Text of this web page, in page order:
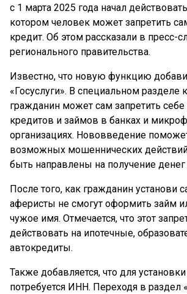
с 1 марта 2025 года начал
котором человек может запретить
кредит. Об этом рассказали в пресс-
регионального правительства.
Известно, что новую функцию
«Госуслуги». В специальном
гражданин может сам запретить
кредитов и займов в банках и
организациях. Нововведение
возможных мошеннических
быть направлены на получение
После того, как гражданин установи
аферисты не смогут оформить займ
чужое имя. Отмечается, что этот
действовать на ипотечные,
автокредиты.
Также добавляется, что для
потребуется ИНН. Переходя в